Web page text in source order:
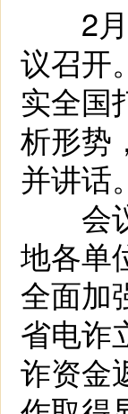
2月
议召开
实全国
析形势
并讲话。
会议
地各单
全面加
省电诈
诈资金